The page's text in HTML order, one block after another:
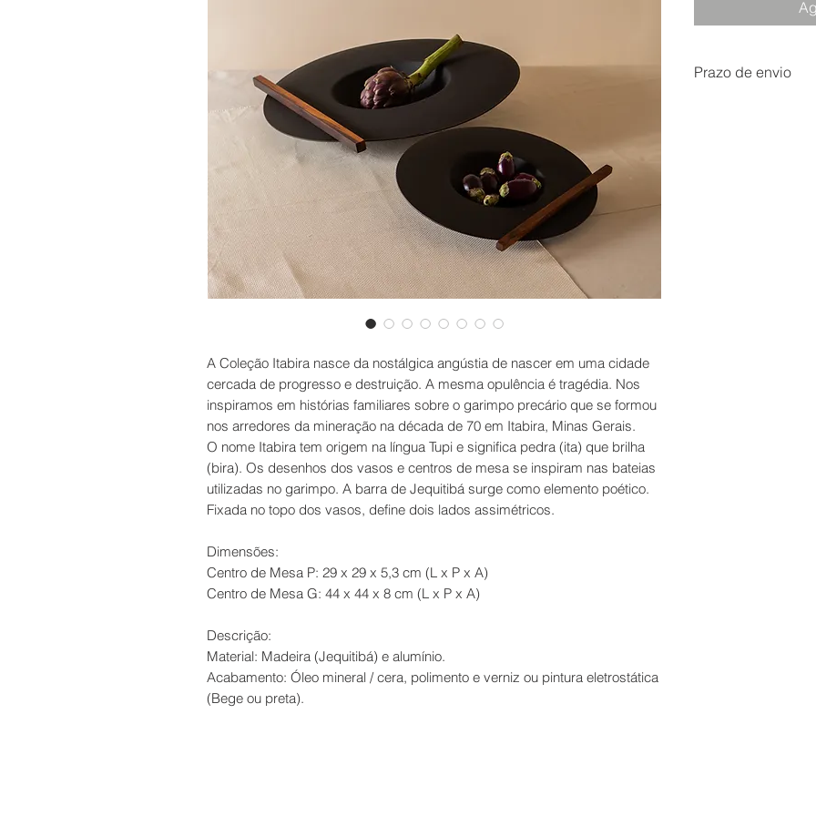
A Coleção Itabira nasce da nostálgica angústia de nascer em uma cidade
cercada de progresso e destruição. A mesma opulência é tragédia. Nos
inspiramos em histórias familiares sobre o garimpo precário que se formou
nos arredores da mineração na década de 70 em Itabira, Minas Gerais.
O nome Itabira tem origem na língua Tupi e significa pedra (ita) que brilha
(bira). Os desenhos dos vasos e centros de mesa se inspiram nas bateias
utilizadas no garimpo. A barra de Jequitibá surge como elemento poético.
Fixada no topo dos vasos, define dois lados assimétricos.
Dimensões:
Centro de Mesa P: 29 x 29 x 5,3 cm (L x P x A)
Centro de Mesa G: 44 x 44 x 8 cm (L x P x A)
Descrição:
Material: Madeira (Jequitibá) e alumínio.
Acabamento: Óleo mineral / cera, polimento e verniz ou pintura eletrostática
(Bege ou preta).
Prazo de envio